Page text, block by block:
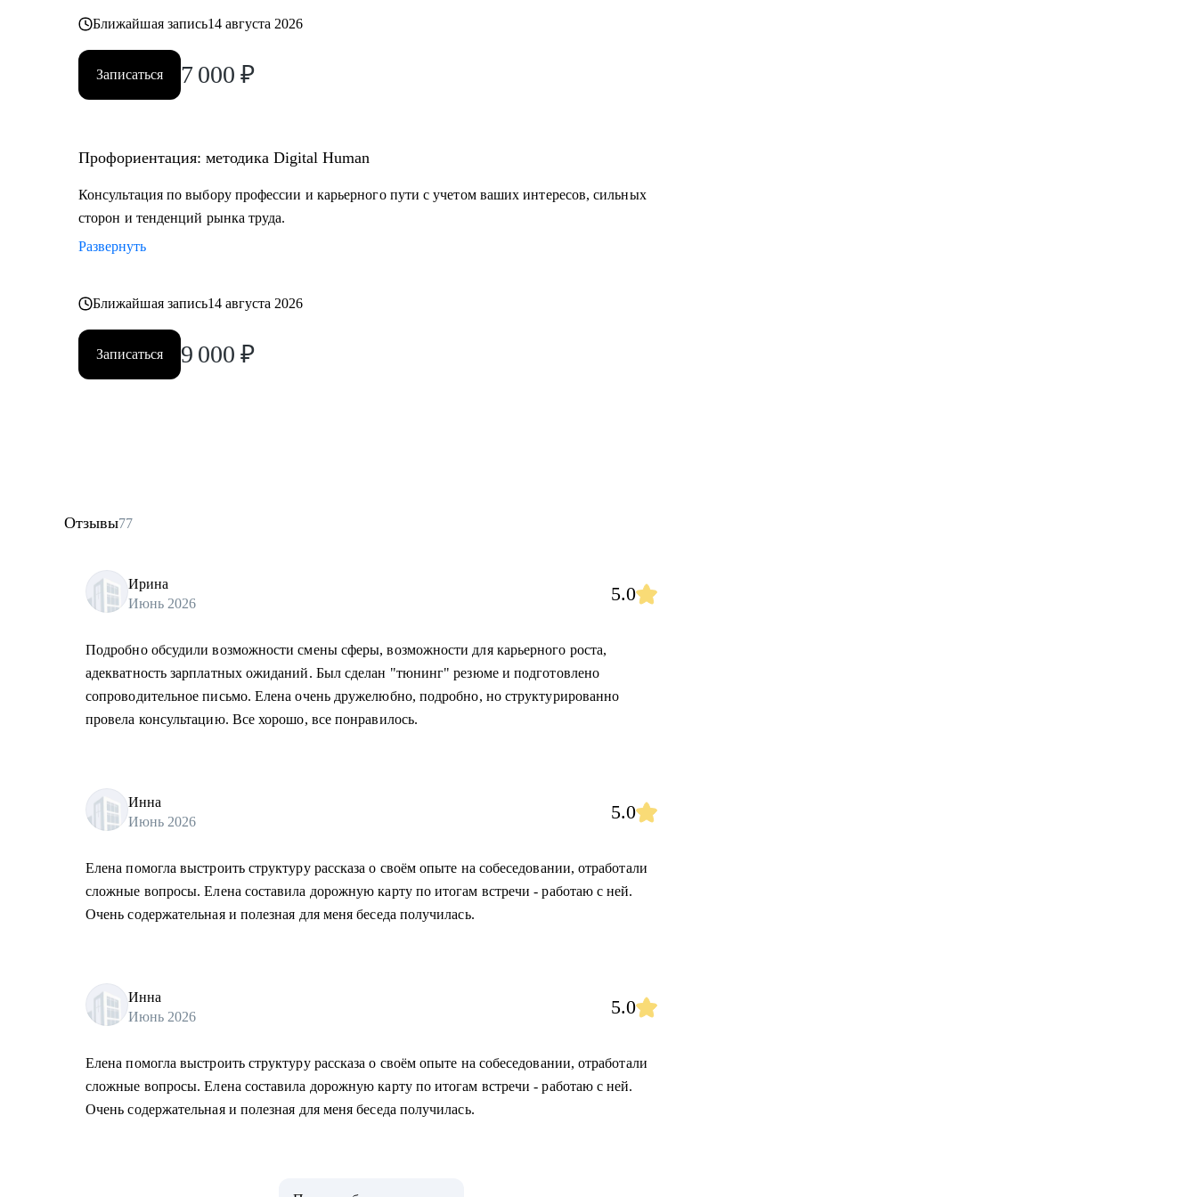
Постоянно повышаю квалификацию через тренинги по актуальным HR-технологиям и
Веду профильный канал, где делюсь практическими кейсами и аналитикой в сфере карьерного
Моя миссия — привести вас туда, где ваша деятельность приносит не только финансовый
Ближайшая запись14 августа 2026
Записаться 7 000 ₽
Профориентация: методика Digital Human
Консультация по выбору профессии и карьерного пути с учетом ваших интересов, сильных
сторон и тенденций рынка труда.
Развернуть
Ближайшая запись14 августа 2026
Записаться 9 000 ₽
Отзывы77
Ирина
Июнь 2026
5.0
Подробно обсудили возможности смены сферы, возможности для карьерного роста,
адекватность зарплатных ожиданий. Был сделан "тюнинг" резюме и подготовлено
сопроводительное письмо. Елена очень дружелюбно, подробно, но структурированно
провела консультацию. Все хорошо, все понравилось.
Инна
Июнь 2026
5.0
Елена помогла выстроить структуру рассказа о своём опыте на собеседовании, отработали
сложные вопросы. Елена составила дорожную карту по итогам встречи - работаю с ней.
Очень содержательная и полезная для меня беседа получилась.
Инна
Июнь 2026
5.0
Елена помогла выстроить структуру рассказа о своём опыте на собеседовании, отработали
сложные вопросы. Елена составила дорожную карту по итогам встречи - работаю с ней.
Очень содержательная и полезная для меня беседа получилась.